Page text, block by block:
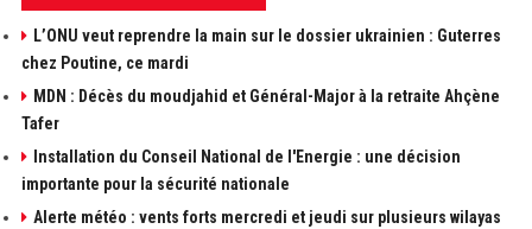
L’ONU veut reprendre la main sur le dossier ukrainien : Guterres
chez Poutine, ce mardi
MDN : Décès du moudjahid et Général-Major à la retraite Ahçène
Tafer
Installation du Conseil National de l'Energie : une décision
importante pour la sécurité nationale
Alerte météo : vents forts mercredi et jeudi sur plusieurs wilayas